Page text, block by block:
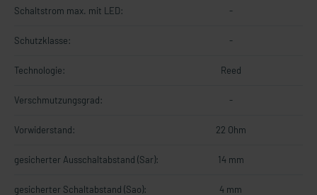
Schaltstrom max. mit LED: -
Schutzklasse: -
Technologie: Reed
Verschmutzungsgrad: -
Vorwiderstand: 22 Ohm
gesicherter Ausschaltabstand (Sar): 14 mm
gesicherter Schaltabstand (Sao): 4 mm